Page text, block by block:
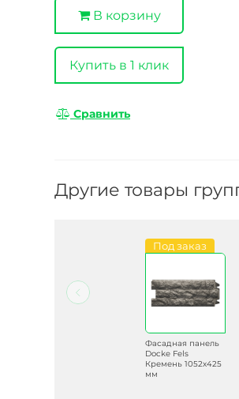
В корзину
Купить в 1 клик
Сравнить
Другие товары
Под заказ
Фасадная панель
Docke Fels
Кремень 1052х425
мм